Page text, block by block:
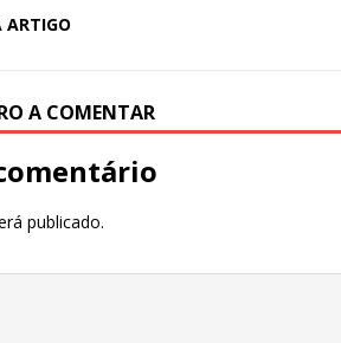
ARTIGO
A COMENTAR
publicado.